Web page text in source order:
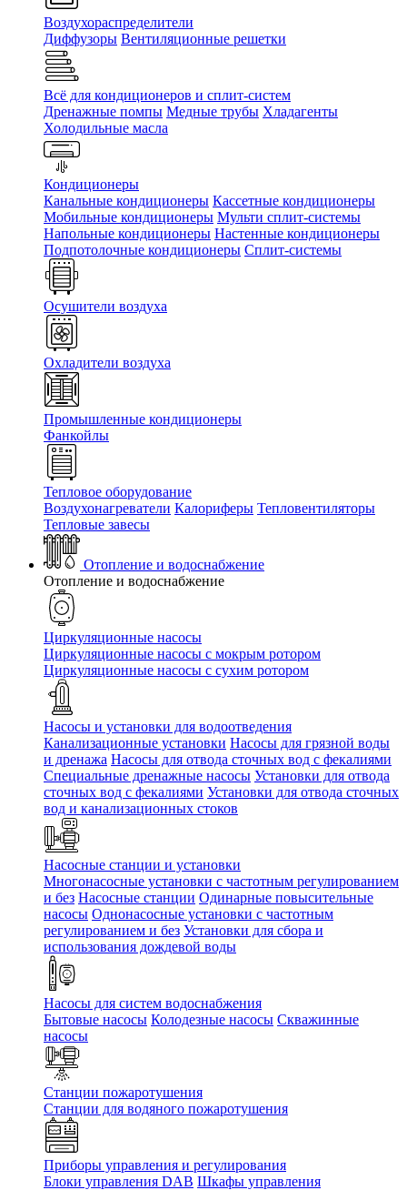
Воздухораспределители
Диффузоры Вентиляционные решетки
Всё для кондиционеров и сплит-систем
Дренажные помпы Медные трубы Хладагенты
Холодильные масла
Кондиционеры
Канальные кондиционеры Кассетные кондиционеры
Мобильные кондиционеры Мульти сплит-системы
Напольные кондиционеры Настенные кондиционеры
Подпотолочные кондиционеры Сплит-системы
Осушители воздуха
Охладители воздуха
Промышленные кондиционеры
Фанкойлы
Тепловое оборудование
Воздухонагреватели Калориферы Тепловентиляторы
Тепловые завесы
Отопление и водоснабжение
Отопление и водоснабжение
Циркуляционные насосы
Циркуляционные насосы с мокрым ротором
Циркуляционные насосы с сухим ротором
Насосы и установки для водоотведения
Канализационные установки Насосы для грязной воды
и дренажа Насосы для отвода сточных вод c фекалиями
Специальные дренажные насосы Установки для отвода
сточных вод c фекалиями Установки для отвода сточных
вод и канализационных стоков
Насосные станции и установки
Многонасосные установки с частотным регулированием
и без Насосные станции Одинарные повысительные
насосы Однонасосные установки с частотным
регулированием и без Установки для сбора и
использования дождевой воды
Насосы для систем водоснабжения
Бытовые насосы Колодезные насосы Скважинные
насосы
Станции пожаротушения
Станции для водяного пожаротушения
Приборы управления и регулирования
Блоки управления DAB Шкафы управления